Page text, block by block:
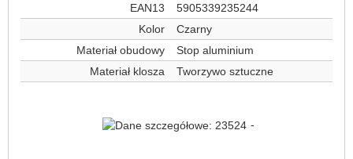
EAN13
5905339235244
Kolor
Czarny
Materiał obudowy
Stop aluminium
Materiał klosza
Tworzywo sztuczne
-